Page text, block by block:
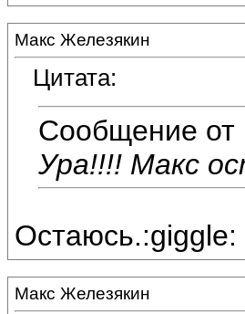
Макс Железякин
Цитата:
Сообщение от
Ура!!!! Макс
Остаюсь.:giggle:
Макс Железякин